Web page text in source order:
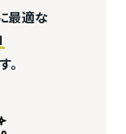
最適な
。